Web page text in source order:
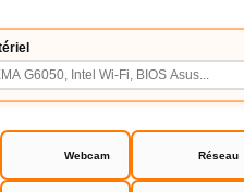
Webcam Réseau